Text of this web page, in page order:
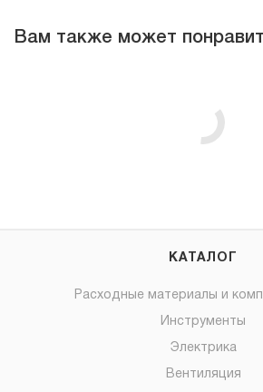
Вам также может
КАТАЛОГ
Расходные материалы и
Инструменты
Электрика
Вентиляция